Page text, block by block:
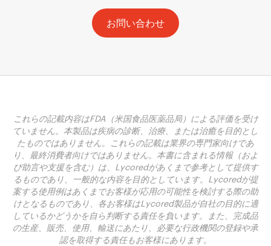
お問い合わせ
これらの記載内容はFDA（米国食品医薬品局）による評価を受け
ていません。本製品は疾病の診断、治療、または治癒を目的とし
たものではありません。これらの記載は業界の専門家向けであ
り、最終消費者向けではありません。本書に含まれる情報（およ
び助言や支援を含む）は、Lycoredがあくまで参考として提供す
るものであり、一般的な内容を目的としています。Lycoredが提
案する使用例はあくまでお客様が応用の可能性を検討する際の助
けとなるものであり、各お客様はLycored製品が自社の目的に適
しているかどうかを自ら判断する責任を負います。また、完成品
の生産、販売、使用、輸送にあたり、必要な行政機関の登録や承
認を取得する責任もお客様にあります。